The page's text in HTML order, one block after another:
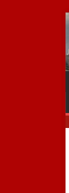
ਟਰੂਡੋ ਨੇ